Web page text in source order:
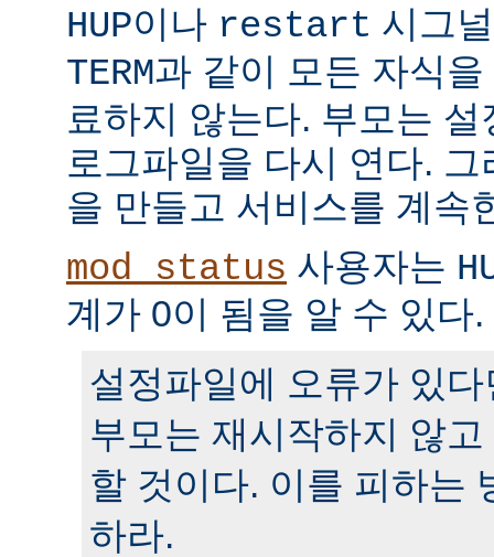
HUP이나 restart 시그
TERM과 같이 모든 자식
료하지 않는다. 부모는
로그파일을 다시 연다.
을 만들고 서비스를 계속
mod_status 사용자는
계가 0이 됨을 알 수 있다.
설정파일에 오류가 있
부모는 재시작하지 않
할 것이다. 이를 피하는
하라.